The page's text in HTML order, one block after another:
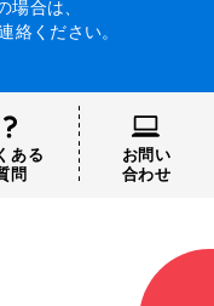
場合は、
絡ください。
ある
問
お問い
合わせ